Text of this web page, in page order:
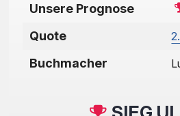
Unsere Prognose
Quote
Buchmacher